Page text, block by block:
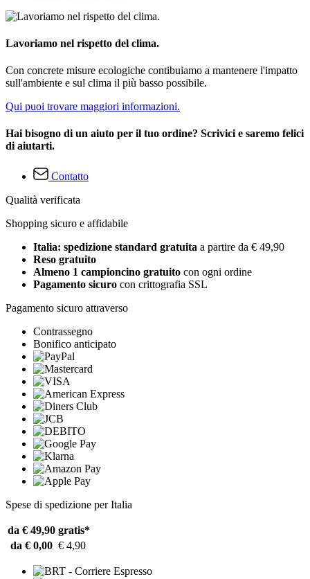
Lavoriamo nel rispetto del clima.
Con concrete misure ecologiche contibuiamo a mantenere l'impatto
sull'ambiente e sul clima il più basso possibile.
Qui puoi trovare maggiori informazioni.
Hai bisogno di un aiuto per il tuo ordine? Scrivici e saremo felici
di aiutarti.
Contatto
Qualità verificata
Shopping sicuro e affidabile
Italia: spedizione standard gratuita a partire da € 49,90
Reso gratuito
Almeno 1 campioncino gratuito con ogni ordine
Pagamento sicuro con crittografia SSL
Pagamento sicuro attraverso
Contrassegno
Bonifico anticipato
Spese di spedizione per Italia
da € 49,90 gratis*
da € 0,00 € 4,90